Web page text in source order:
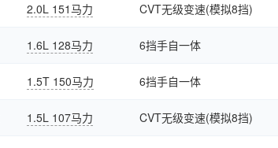
2.0L 151马力 CVT无级变速(模拟8挡)
1.6L 128马力 6挡手自一体
1.5T 150马力 6挡手自一体
1.5L 107马力 CVT无级变速(模拟8挡)